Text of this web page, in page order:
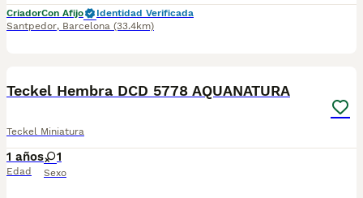
CriadorCon Afijo
Identidad Verificada
Santpedor, Barcelona (33.4km)
Teckel Hembra DCD 5778 AQUANATURA
Teckel Miniatura
1 años
Edad
1
Sexo